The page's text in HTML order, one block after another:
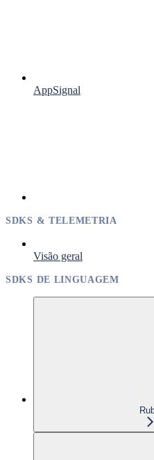
AppSignal
SDKS & TELEMETRIA
Visão geral
SDKS DE LINGUAGEM